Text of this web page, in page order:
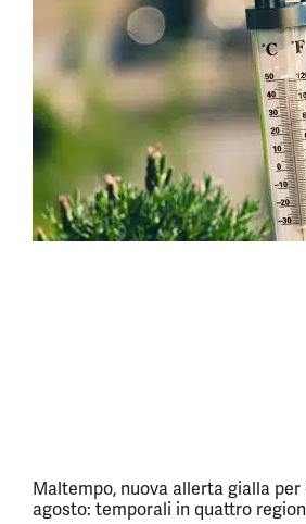
Maltempo, nuova allerta gialla per
agosto: temporali in quattro